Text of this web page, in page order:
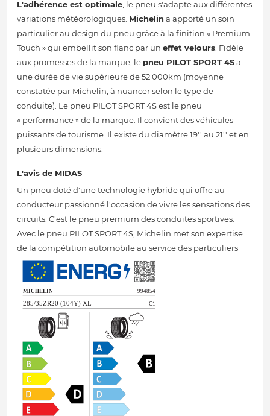
L'adhérence est optimale, le pneu s'adapte aux différentes
variations météorologiques. Michelin a apporté un soin
particulier au design du pneu grâce à la finition « Premium
Touch » qui embellit son flanc par un effet velours. Fidèle
aux promesses de la marque, le pneu PILOT SPORT 4Sa
une durée de vie supérieure de 52 000km (moyenne
constatée par Michelin, à nuancer selon le type de
conduite). Le pneu PILOT SPORT 4S est le pneu
« performance » de la marque. Il convient des véhicules
puissants de tourisme. Il existe du diamètre 19'' au 21'' et en
plusieurs dimensions.
L'avis de MIDAS
Un pneu doté d'une technologie hybride qui offre au
conducteur passionné l'occasion de vivre les sensations des
circuits. C'est le pneu premium des conduites sportives.
Avec le pneu PILOT SPORT 4S, Michelin met son expertise
de la compétition automobile au service des particuliers